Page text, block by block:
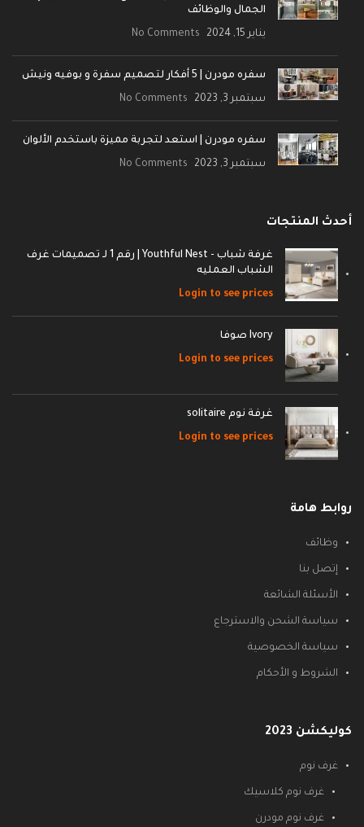
الجمال والوظائف
يناير 15, 2024 No Comments
سفره مودرن | 5 أفكار لتصميم سفرة و بوفيه ونيش
سبتمبر 3, 2023 No Comments
سفره مودرن | استعد لتجربة مميزة باستخدم الألوان
سبتمبر 3, 2023 No Comments
أحدث المنتجات
غرفة شباب - Youthful Nest | رقم 1 لـ تصميمات غرف
الشباب العمليه
Login to see prices
Ivory صوفا
Login to see prices
غرفة نوم solitaire
Login to see prices
روابط هامة
وظائف
إتصل بنا
الأسئلة الشائعة
سياسة الشحن والاسترجاع
سياسة الخصوصية
الشروط و الأحكام
كوليكشن 2023
غرف نوم
غرف نوم كلاسيك
غرف نوم مودرن